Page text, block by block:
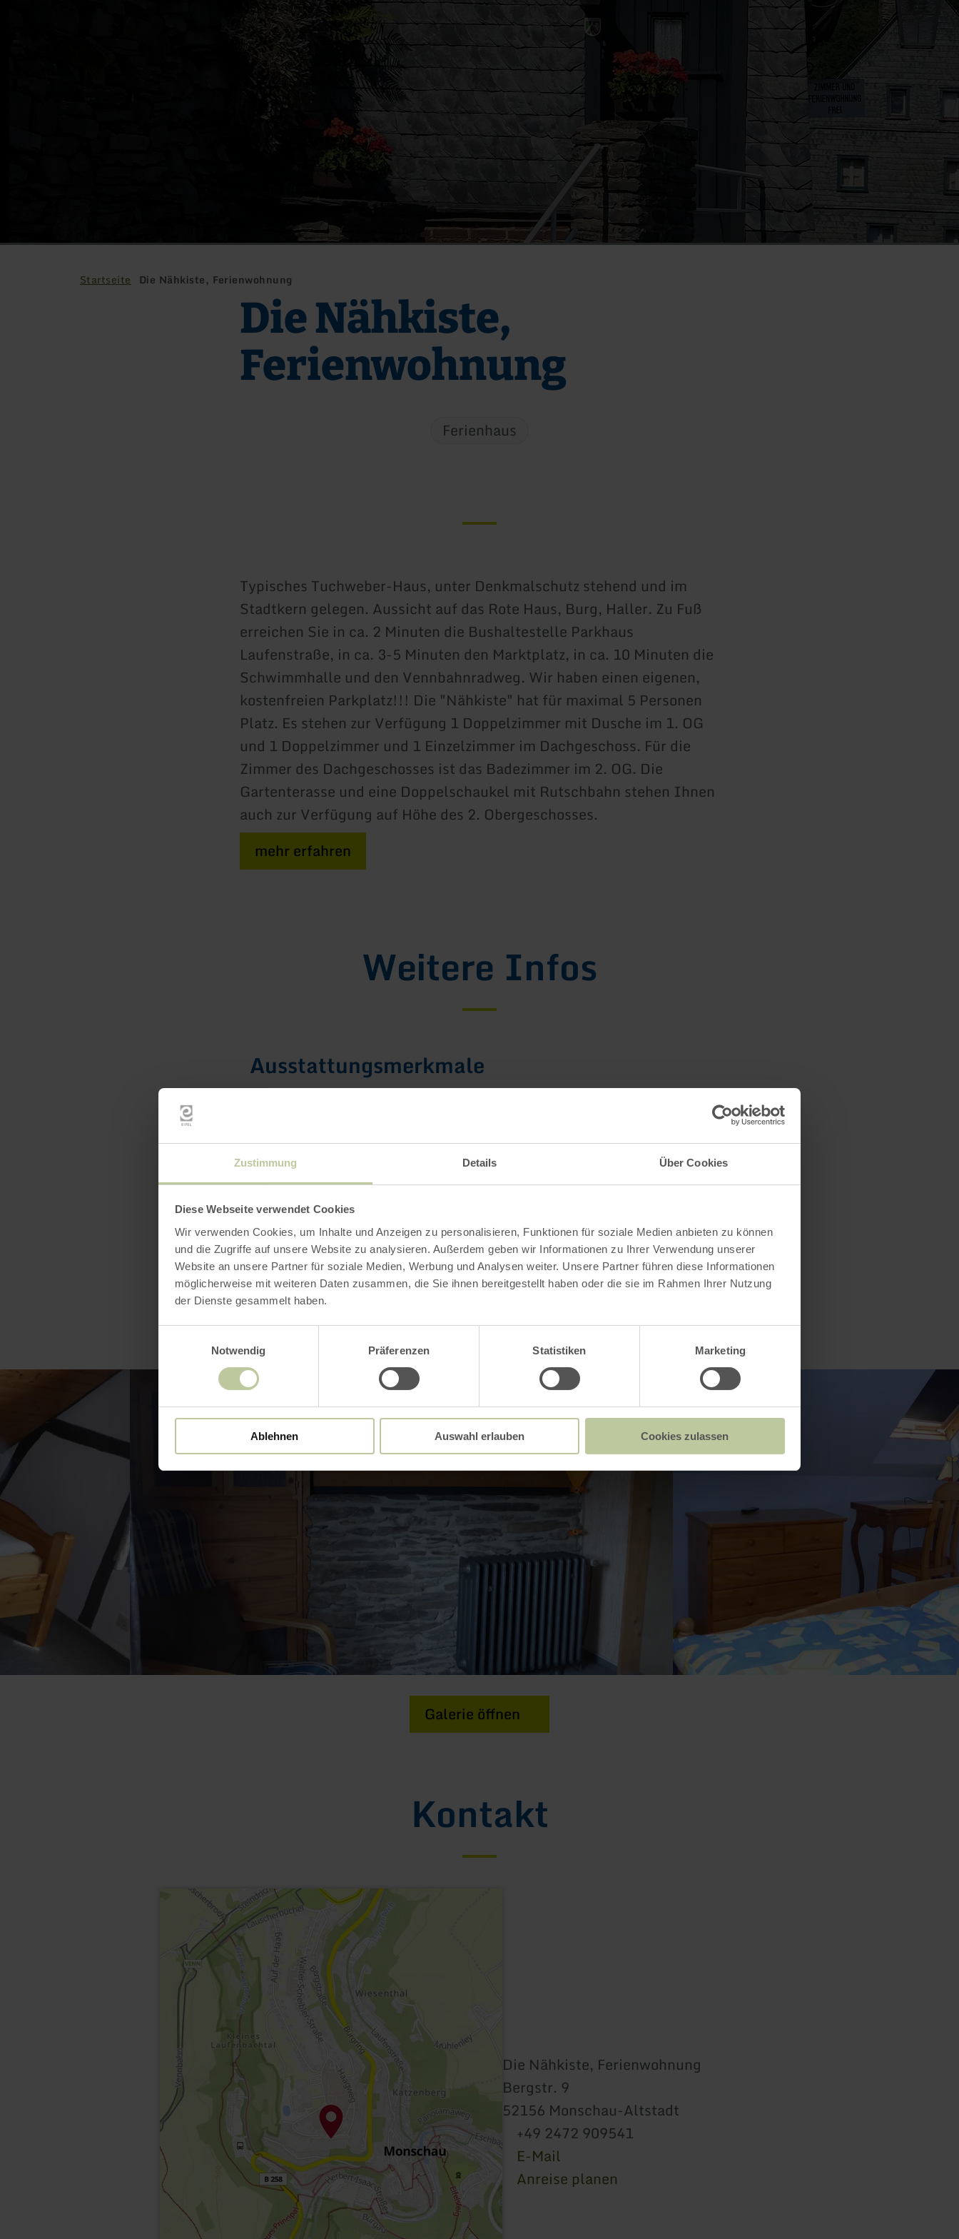
Zustimmung Details Über Cookies
Diese Webseite verwendet Cookies
Wir verwenden Cookies, um Inhalte und Anzeigen zu personalisieren, Funktionen für soziale Medien anbieten zu können
und die Zugriffe auf unsere Website zu analysieren. Außerdem geben wir Informationen zu Ihrer Verwendung unserer
Website an unsere Partner für soziale Medien, Werbung und Analysen weiter. Unsere Partner führen diese Informationen
möglicherweise mit weiteren Daten zusammen, die Sie ihnen bereitgestellt haben oder die sie im Rahmen Ihrer Nutzung
der Dienste gesammelt haben.
Notwendig
Präferenzen Statistiken Marketing
Ablehnen Auswahl erlauben Cookies zulassen
Startseite Die Nähkiste, Ferienwohnung
Die Nähkiste,
Ferienwohnung
Ferienhaus
Typisches Tuchweber-Haus, unter Denkmalschutz stehend und im
Stadtkern gelegen. Aussicht auf das Rote Haus, Burg, Haller. Zu Fuß
erreichen Sie in ca. 2 Minuten die Bushaltestelle Parkhaus
Laufenstraße, in ca. 3-5 Minuten den Marktplatz, in ca. 10 Minuten die
Schwimmhalle und den Vennbahnradweg. Wir haben einen eigenen,
kostenfreien Parkplatz!!! Die "Nähkiste" hat für maximal 5 Personen
Platz. Es stehen zur Verfügung 1 Doppelzimmer mit Dusche im 1. OG
und 1 Doppelzimmer und 1 Einzelzimmer im Dachgeschoss. Für die
Zimmer des Dachgeschosses ist das Badezimmer im 2. OG. Die
Gartenterasse und eine Doppelschaukel mit Rutschbahn stehen Ihnen
auch zur Verfügung auf Höhe des 2. Obergeschosses.
mehr erfahren
Weitere Infos
Ausstattungsmerkmale
Impressionen
Galerie öffnen
Kontakt
Die Nähkiste, Ferienwohnung
Bergstr. 9
52156 Monschau-Altstadt
+49 2472 909541
E-Mail
Anreise planen